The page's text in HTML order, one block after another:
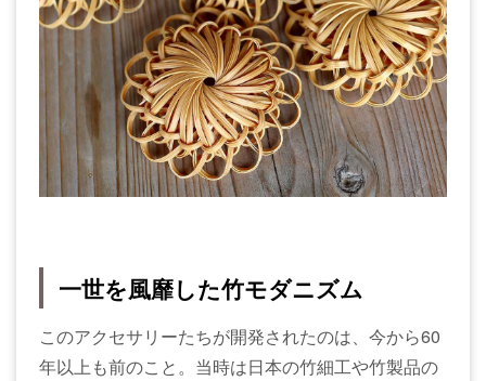
一世を風靡した竹モダニズム
このアクセサリーたちが開発されたのは、今から60
年以上も前のこと。当時は日本の竹細工や竹製品の